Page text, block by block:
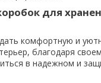
для
комфортную и
благодаря
в надежном и